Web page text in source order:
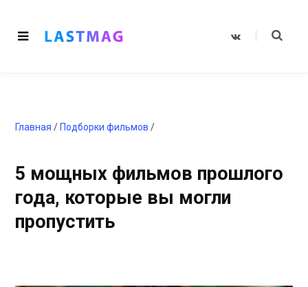
V
Главная / Подборки фильмов /
5 мощных фильмов прошлого
года, которые вы могли
пропустить